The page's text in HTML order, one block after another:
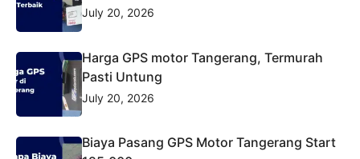
July 20, 2026
Harga GPS motor Tangerang, Termurah
Pasti Untung
July 20, 2026
Biaya Pasang GPS Motor Tangerang Start